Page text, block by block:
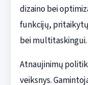
dizaino bei
funkcijų,
bei multitaskingui.
Atnaujinimų
veiksnys.